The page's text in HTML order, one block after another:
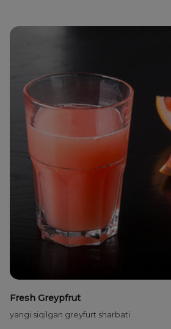
Fresh Greypfrut
yangi siqilgan greyfurt sharbati